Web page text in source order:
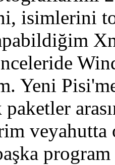
isimlerini
Yeni
program